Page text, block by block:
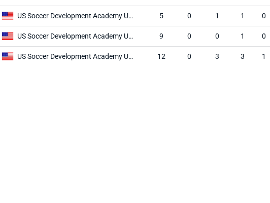
US Soccer Development Academy U18/19 5 0 1 1 0
US Soccer Development Academy U18/19 9 0 0 1 0
US Soccer Development Academy U16/17 12 0 3 3 1